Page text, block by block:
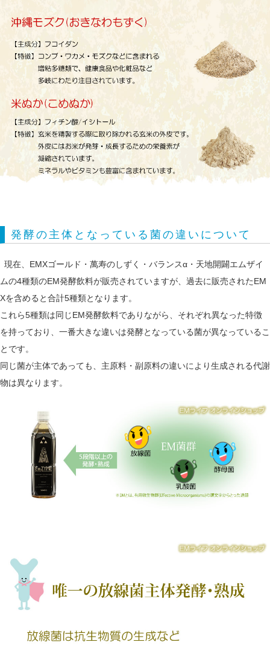
発酵の主体となっている菌の違いについて
現在、EMXゴールド・萬寿のしずく・バランスα・天地開闢エムザイ
ムの4種類のEM発酵飲料が販売されていますが、過去に販売されたEM
Xを含めると合計5種類となります。
これら5種類は同じEM発酵飲料でありながら、それぞれ異なった特徴
を持っており、一番大きな違いは発酵となっている菌が異なっているこ
とです。
同じ菌が主体であっても、主原料・副原料の違いにより生成される代謝
物は異なります。